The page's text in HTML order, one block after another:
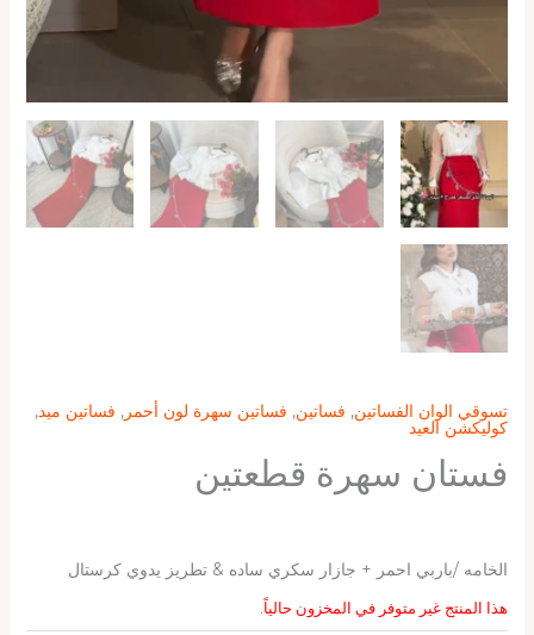
تسوقي الوان الفساتين, فساتين, فساتين سهرة لون أحمر , فساتين ميد,
كوليكشن العيد
فستان سهرة قطعتين
الخامه /باربي احمر + جازار سكري ساده & تطريز يدوي كرستال
هذا المنتج غير متوفر في المخزون حالياً.